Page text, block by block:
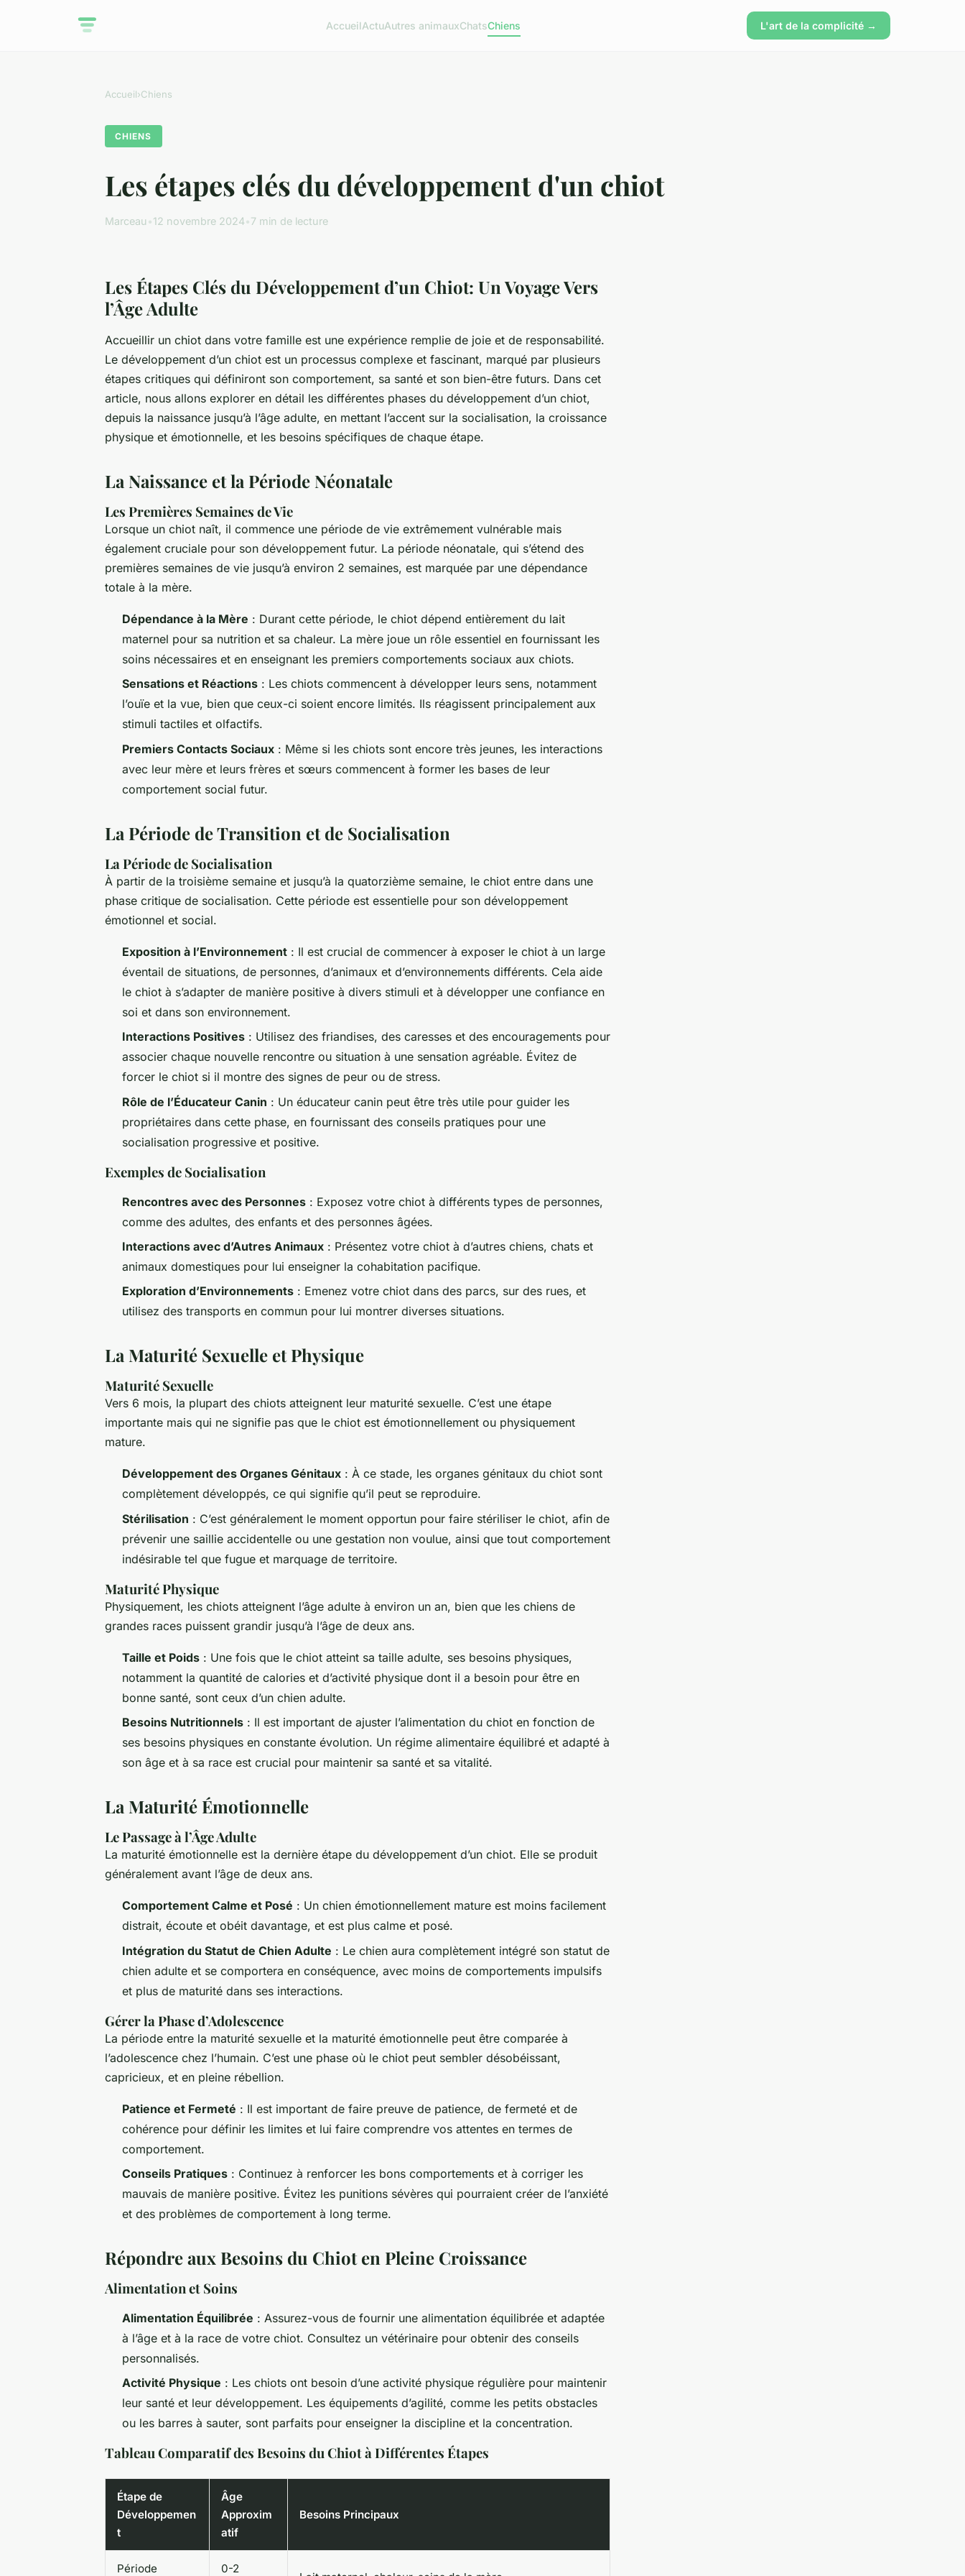
AccueilActuAutres animauxChatsChiens L'art de la complicité →
Accueil›Chiens
CHIENS
Les étapes clés du développement d'un chiot
Marceau •12 novembre 2024•7 min de lecture
Les Étapes Clés du Développement d’un Chiot: Un Voyage Vers
l’Âge Adulte
Accueillir un chiot dans votre famille est une expérience remplie de joie et de responsabilité.
Le développement d’un chiot est un processus complexe et fascinant, marqué par plusieurs
étapes critiques qui définiront son comportement, sa santé et son bien-être futurs. Dans cet
article, nous allons explorer en détail les différentes phases du développement d’un chiot,
depuis la naissance jusqu’à l’âge adulte, en mettant l’accent sur la socialisation, la croissance
physique et émotionnelle, et les besoins spécifiques de chaque étape.
La Naissance et la Période Néonatale
Les Premières Semaines de Vie
Lorsque un chiot naît, il commence une période de vie extrêmement vulnérable mais
également cruciale pour son développement futur. La période néonatale, qui s’étend des
premières semaines de vie jusqu’à environ 2 semaines, est marquée par une dépendance
totale à la mère.
Dépendance à la Mère : Durant cette période, le chiot dépend entièrement du lait
maternel pour sa nutrition et sa chaleur. La mère joue un rôle essentiel en fournissant les
soins nécessaires et en enseignant les premiers comportements sociaux aux chiots.
Sensations et Réactions : Les chiots commencent à développer leurs sens, notamment
l’ouïe et la vue, bien que ceux-ci soient encore limités. Ils réagissent principalement aux
stimuli tactiles et olfactifs.
Premiers Contacts Sociaux : Même si les chiots sont encore très jeunes, les interactions
avec leur mère et leurs frères et sœurs commencent à former les bases de leur
comportement social futur.
La Période de Transition et de Socialisation
La Période de Socialisation
À partir de la troisième semaine et jusqu’à la quatorzième semaine, le chiot entre dans une
phase critique de socialisation. Cette période est essentielle pour son développement
émotionnel et social.
Exposition à l’Environnement : Il est crucial de commencer à exposer le chiot à un large
éventail de situations, de personnes, d’animaux et d’environnements différents. Cela aide
le chiot à s’adapter de manière positive à divers stimuli et à développer une confiance en
soi et dans son environnement.
Interactions Positives : Utilisez des friandises, des caresses et des encouragements pour
associer chaque nouvelle rencontre ou situation à une sensation agréable. Évitez de
forcer le chiot si il montre des signes de peur ou de stress.
Rôle de l’Éducateur Canin : Un éducateur canin peut être très utile pour guider les
propriétaires dans cette phase, en fournissant des conseils pratiques pour une
socialisation progressive et positive.
Exemples de Socialisation
Rencontres avec des Personnes : Exposez votre chiot à différents types de personnes,
comme des adultes, des enfants et des personnes âgées.
Interactions avec d’Autres Animaux : Présentez votre chiot à d’autres chiens, chats et
animaux domestiques pour lui enseigner la cohabitation pacifique.
Exploration d’Environnements : Emenez votre chiot dans des parcs, sur des rues, et
utilisez des transports en commun pour lui montrer diverses situations.
La Maturité Sexuelle et Physique
Maturité Sexuelle
Vers 6 mois, la plupart des chiots atteignent leur maturité sexuelle. C’est une étape
importante mais qui ne signifie pas que le chiot est émotionnellement ou physiquement
mature.
Développement des Organes Génitaux : À ce stade, les organes génitaux du chiot sont
complètement développés, ce qui signifie qu’il peut se reproduire.
Stérilisation : C’est généralement le moment opportun pour faire stériliser le chiot, afin de
prévenir une saillie accidentelle ou une gestation non voulue, ainsi que tout comportement
indésirable tel que fugue et marquage de territoire.
Maturité Physique
Physiquement, les chiots atteignent l’âge adulte à environ un an, bien que les chiens de
grandes races puissent grandir jusqu’à l’âge de deux ans.
Taille et Poids : Une fois que le chiot atteint sa taille adulte, ses besoins physiques,
notamment la quantité de calories et d’activité physique dont il a besoin pour être en
bonne santé, sont ceux d’un chien adulte.
Besoins Nutritionnels : Il est important de ajuster l’alimentation du chiot en fonction de
ses besoins physiques en constante évolution. Un régime alimentaire équilibré et adapté à
son âge et à sa race est crucial pour maintenir sa santé et sa vitalité.
La Maturité Émotionnelle
Le Passage à l’Âge Adulte
La maturité émotionnelle est la dernière étape du développement d’un chiot. Elle se produit
généralement avant l’âge de deux ans.
Comportement Calme et Posé : Un chien émotionnellement mature est moins facilement
distrait, écoute et obéit davantage, et est plus calme et posé.
Intégration du Statut de Chien Adulte : Le chien aura complètement intégré son statut de
chien adulte et se comportera en conséquence, avec moins de comportements impulsifs
et plus de maturité dans ses interactions.
Gérer la Phase d’Adolescence
La période entre la maturité sexuelle et la maturité émotionnelle peut être comparée à
l’adolescence chez l’humain. C’est une phase où le chiot peut sembler désobéissant,
capricieux, et en pleine rébellion.
Patience et Fermeté : Il est important de faire preuve de patience, de fermeté et de
cohérence pour définir les limites et lui faire comprendre vos attentes en termes de
comportement.
Conseils Pratiques : Continuez à renforcer les bons comportements et à corriger les
mauvais de manière positive. Évitez les punitions sévères qui pourraient créer de l’anxiété
et des problèmes de comportement à long terme.
Répondre aux Besoins du Chiot en Pleine Croissance
Alimentation et Soins
Alimentation Équilibrée : Assurez-vous de fournir une alimentation équilibrée et adaptée
à l’âge et à la race de votre chiot. Consultez un vétérinaire pour obtenir des conseils
personnalisés.
Activité Physique : Les chiots ont besoin d’une activité physique régulière pour maintenir
leur santé et leur développement. Les équipements d’agilité, comme les petits obstacles
ou les barres à sauter, sont parfaits pour enseigner la discipline et la concentration.
Tableau Comparatif des Besoins du Chiot à Différentes Étapes
Étape de
Développemen
t
Âge
Approxim
atif
Besoins Principaux
Période 0-2